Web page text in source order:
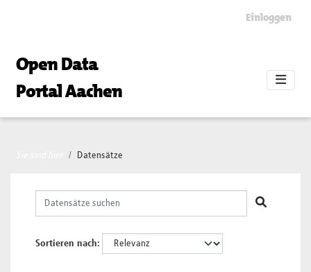
Einloggen
Open Data
Portal Aachen
Datensätze
Sortieren nach